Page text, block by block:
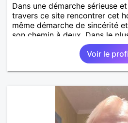
Dans une démarche sérieuse
travers ce site rencontrer cet
même démarche de sincérité
son chemin à deux. Dans le
affection. Pour une petite
caractère spontané ouvert
affectueux fidèle. Préférant
personne qui est dans la
courtoisie. Il n'y a que cette
vous dis peut-être à bientôt
aventures ramasseurs de
Voir le